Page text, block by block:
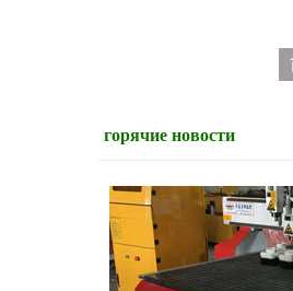
горячие новости